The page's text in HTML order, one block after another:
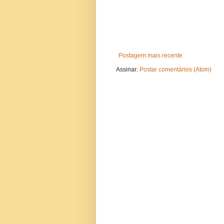
Postagem mais recente
Assinar: Postar comentários (Atom)